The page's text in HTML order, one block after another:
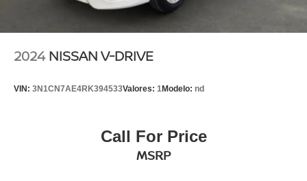
2024 NISSAN V-DRIVE
VIN: 3N1CN7AE4RK394533Valores: 1Modelo: nd
Call For Price
MSRP